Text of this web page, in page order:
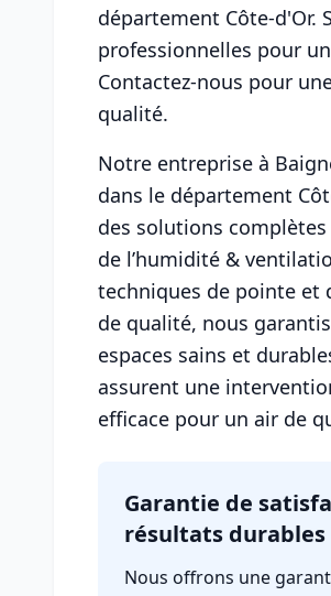
département Côte-d'Or.
professionnelles pour
Contactez-nous pour
qualité.
Notre entreprise à
dans le département
des solutions
de l’humidité &
techniques de pointe et
de qualité, nous
espaces sains et
assurent une
efficace pour un air de
Garantie de
résultats durables
Nous offrons une